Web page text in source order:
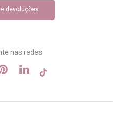
devoluções
nas redes